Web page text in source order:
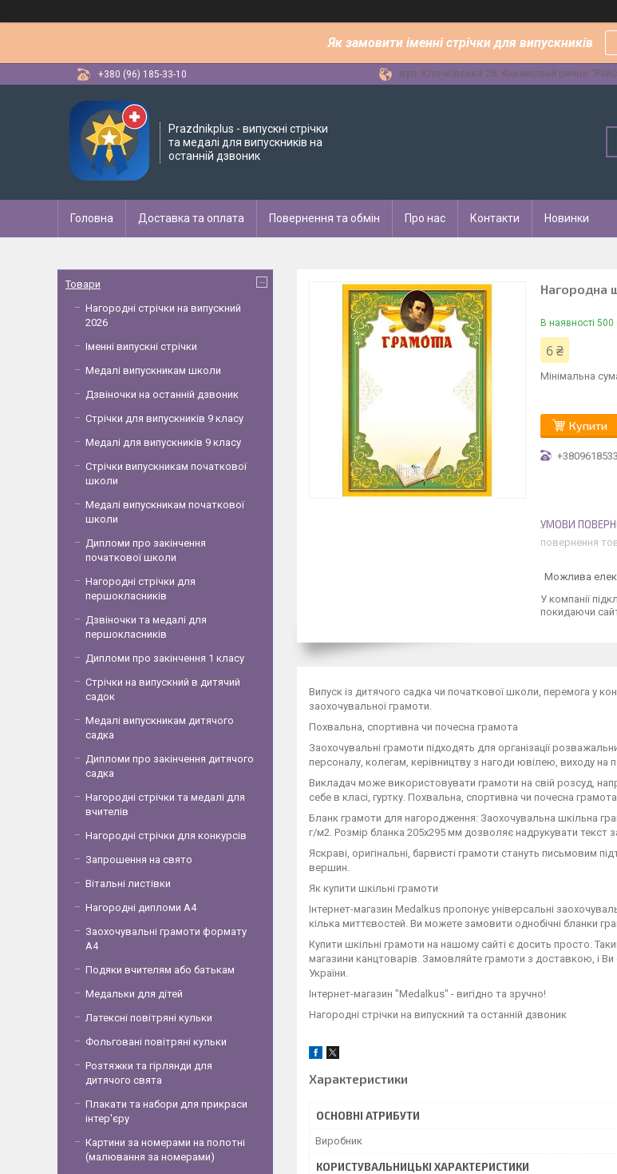
Як замовити іменні стрічки для випускників
+380 (96) 185-33-10 вул. Клочківська 28, Книжковий ринок
Рrazdnikplus - випускні стрічки
та медалі для випускників на
останній дзвоник
Головна Доставка та оплата Повернення та обмін Про нас Контакти Новинки
Нагородна
В наявності 500
6 ₴
Мінімальна
Купити
повернення
У компанії
покидаючи
Випуск із дитячого садка чи початкової школи, перемога у
заохочувальної грамоти.
Похвальна, спортивна чи почесна грамота
Заохочувальні грамоти підходять для організації
персоналу, колегам, керівництву з нагоди ювілею, виходу на
Викладач може використовувати грамоти на свій розсуд,
себе в класі, гуртку. Похвальна, спортивна чи почесна
Бланк грамоти для нагородження: Заохочувальна шкільна
г/м2. Розмір бланка 205х295 мм дозволяє надрукувати текст
Яскраві, оригінальні, барвисті грамоти стануть письмовим
вершин.
Як купити шкільні грамоти
Інтернет-магазин Medalkus пропонує універсальні
кілька миттєвостей. Ви можете замовити однобічні бланки
Купити шкільні грамоти на нашому сайті є досить просто.
магазини канцтоварів. Замовляйте грамоти з доставкою, і
України.
Інтернет-магазин "Medalkus" - вигідно та зручно!
Нагородні стрічки на випускний та останній дзвоник
Характеристики
ОСНОВНІ АТРИБУТИ
Виробник
КОРИСТУВАЛЬНИЦЬКІ ХАРАКТЕРИСТИКИ
Товари
Нагородні стрічки на випускний
2026
Іменні випускні стрічки
Медалі випускникам школи
Дзвіночки на останній дзвоник
Стрічки для випускників 9 класу
Медалі для випускників 9 класу
Стрічки випускникам початкової
школи
Медалі випускникам початкової
школи
Дипломи про закінчення
початкової школи
Нагородні стрічки для
першокласників
Дзвіночки та медалі для
першокласників
Дипломи про закінчення 1 класу
Стрічки на випускний в дитячий
садок
Медалі випускникам дитячого
садка
Дипломи про закінчення дитячого
садка
Нагородні стрічки та медалі для
вчителів
Нагородні стрічки для конкурсів
Запрошення на свято
Вітальні листівки
Нагородні дипломи А4
Заохочувальні грамоти формату
А4
Подяки вчителям або батькам
Медальки для дітей
Латексні повітряні кульки
Фольговані повітряні кульки
Розтяжки та гірлянди для
дитячого свята
Плакати та набори для прикраси
інтер'єру
Картини за номерами на полотні
(малювання за номерами)